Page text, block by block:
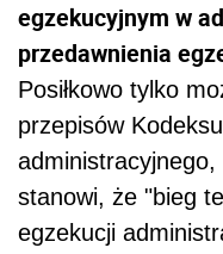
egzekucyjnym w
przedawnienia
Posiłkowo tylko
przepisów
stanowi, że "bieg
egzekucji